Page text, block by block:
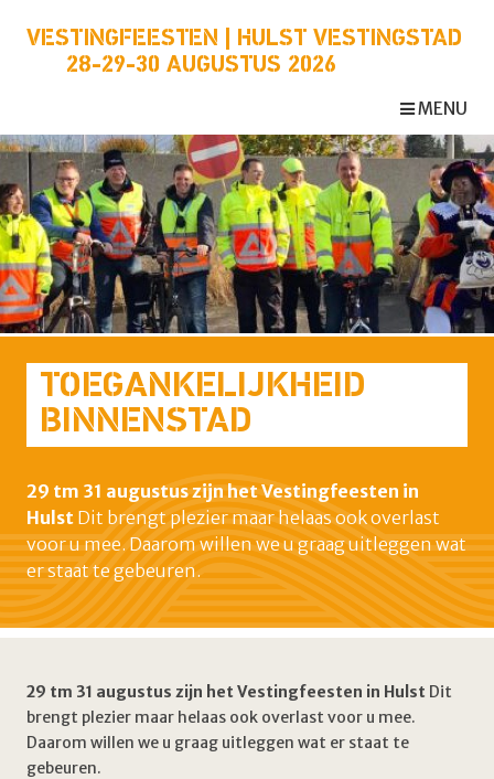
VESTINGFEESTEN | HULST VESTINGSTAD
28-29-30 AUGUSTUS 2026
MENU
TOEGANKELIJKHEID
BINNENSTAD
29 tm 31 augustus zijn het Vestingfeesten in
Hulst Dit brengt plezier maar helaas ook overlast
voor u mee. Daarom willen we u graag uitleggen wat
er staat te gebeuren.
29 tm 31 augustus zijn het Vestingfeesten in Hulst Dit
brengt plezier maar helaas ook overlast voor u mee.
Daarom willen we u graag uitleggen wat er staat te
gebeuren.